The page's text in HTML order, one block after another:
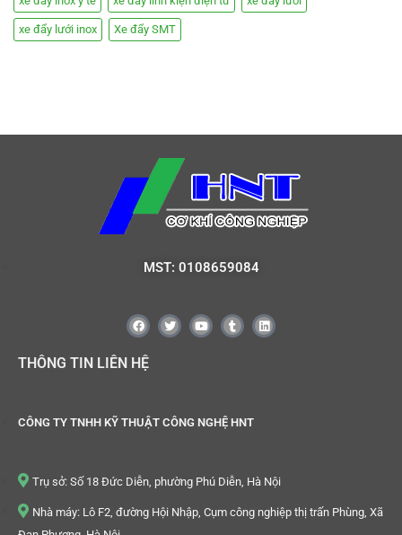
xe đẩy lưới inox Xe đẩy SMT
MST: 0108659084
THÔNG TIN LIÊN HỆ
CÔNG TY TNHH KỸ THUẬT CÔNG NGHỆ HNT
Trụ sở: Số 18 Đức Diễn, phường Phú Diễn, Hà Nội
Nhà máy: Lô F2, đường Hội Nhập, Cụm công nghiệp thị trấn Phùng, Xã